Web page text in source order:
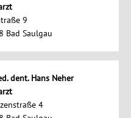
9
Bad Saulgau
dent. Hans Neher
4